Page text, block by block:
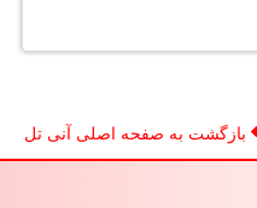
بازگشت به صفحه اصلی آنی تل